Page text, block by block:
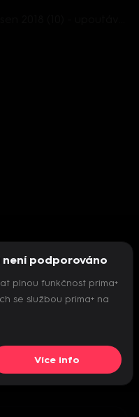
přehrávač
podporováno
plnou funkčnost prima+
se službou prima+ na
Více info